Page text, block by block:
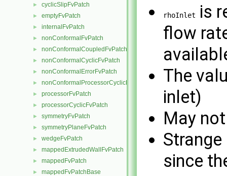
► cyclicSlipFvPatch
► emptyFvPatch
► internalFvPatch
► nonConformalFvPatch
► nonConformalCoupledFvPatch
► nonConformalCyclicFvPatch
► nonConformalErrorFvPatch
► nonConformalProcessorCyclicFvPatch
► processorFvPatch
► processorCyclicFvPatch
► symmetryFvPatch
► symmetryPlaneFvPatch
► wedgeFvPatch
► mappedExtrudedWallFvPatch
► mappedFvPatch
► mappedFvPatchBase
rhoInlet
is
flow
The
inlet)
May
since